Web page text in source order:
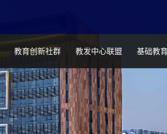
教育创新社群 教发中心联盟 基础教